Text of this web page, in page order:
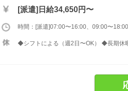
[派遣] 日給34,650円〜
時間：[派遣]07:00〜16:00、09:00〜18:00
◆シフトによる（週2日〜OK） ◆長期休